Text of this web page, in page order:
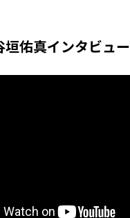
垣佑真インタビュー